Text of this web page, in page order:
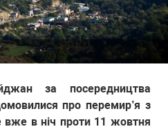
за посередництва
про перемир’я з
в ніч проти 11 жовтня